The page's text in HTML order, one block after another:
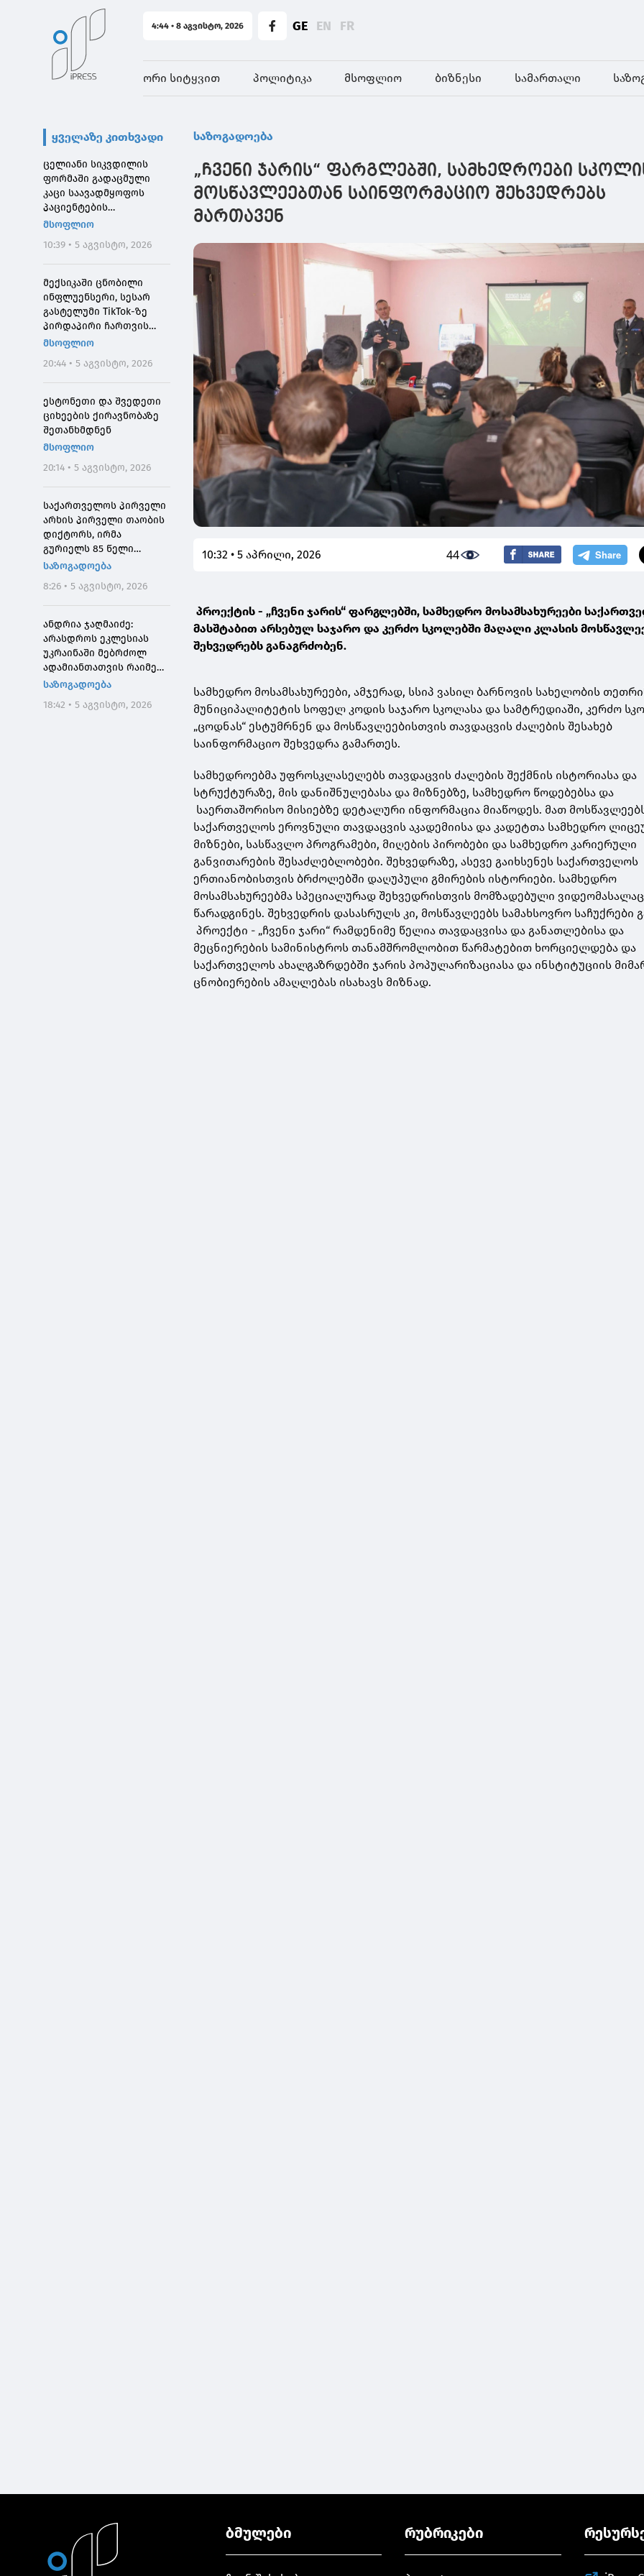
4:44 • 8 აგვისტო, 2026 GE EN FR
ორი სიტყვით პოლიტიკა მსოფლიო ბიზნესი სამართალი
ყველაზე კითხვადი
ცელიანი სიკვდილის
ფორმაში გადაცმული
კაცი საავადმყოფოს
პაციენტების
შეშინებისთვის
მსოფლიო
10:39 • 5 აგვისტო, 2026
მექსიკაში ცნობილი
ინფლუენსერი, სესარ
გასტელუმი TikTok-ზე
პირდაპირი ჩართვის
დროს მოკლეს
მსოფლიო
20:44 • 5 აგვისტო, 2026
ესტონეთი და შვედეთი
ციხეების ქირავნობაზე
შეთანხმდნენ
მსოფლიო
20:14 • 5 აგვისტო, 2026
საქართველოს პირველი
არხის პირველი თაობის
დიქტორს, ირმა
გურიელს 85 წელი
შეუსრულდა
საზოგადოება
8:26 • 5 აგვისტო, 2026
ანდრია ჯაღმაიძე:
არასდროს ეკლესიას
უკრაინაში მებრძოლ
ადამიანთათვის რაიმე
შემზღუდავი ნორმა არ
საზოგადოება
18:42 • 5 აგვისტო, 2026
საზოგადოება
„ჩვენი ჯარის“ ფარგლებში, სამხედროები
მოსწავლეებთან საინფორმაციო შეხვედრებს
მართავენ
10:32 • 5 აპრილი, 2026 44
პროექტის - „ჩვენი ჯარის“ ფარგლებში, სამხედრო მოსამსახურეები
მასშტაბით არსებულ საჯარო და კერძო სკოლებში მაღალი კლასის
შეხვედრებს განაგრძობენ.
სამხედრო მოსამსახურეები, ამჯერად, სსიპ ვასილ ბარნოვის სახელობის
მუნიციპალიტეტის სოფელ კოდის საჯარო სკოლასა და სამტრედიაში, კერძო
„ცოდნას“ ესტუმრნენ და მოსწავლეებისთვის თავდაცვის ძალების შესახებ
საინფორმაციო შეხვედრა გამართეს.
სამხედროებმა უფროსკლასელებს თავდაცვის ძალების შექმნის ისტორიასა და
სტრუქტურაზე, მის დანიშნულებასა და მიზნებზე, სამხედრო წოდებებსა და
საერთაშორისო მისიებზე დეტალური ინფორმაცია მიაწოდეს. მათ
საქართველოს ეროვნული თავდაცვის აკადემიისა და კადეტთა სამხედრო
მიზნები, სასწავლო პროგრამები, მიღების პირობები და სამხედრო კარიერული
განვითარების შესაძლებლობები. შეხვედრაზე, ასევე გაიხსენეს საქართველოს
ერთიანობისთვის ბრძოლებში დაღუპული გმირების ისტორიები. სამხედრო
მოსამსახურეებმა სპეციალურად შეხვედრისთვის მომზადებული ვიდეომასალაც
წარადგინეს. შეხვედრის დასასრულს კი, მოსწავლეებს სამახსოვრო საჩუქრები
პროექტი - „ჩვენი ჯარი“ რამდენიმე წელია თავდაცვისა და განათლებისა და
მეცნიერების სამინისტროს თანამშრომლობით წარმატებით ხორციელდება და
საქართველოს ახალგაზრდებში ჯარის პოპულარიზაციასა და ინსტიტუციის
ცნობიერების ამაღლებას ისახავს მიზნად.
ბმულები რუბრიკები